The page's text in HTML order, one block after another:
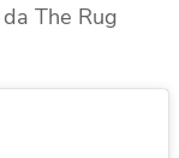
The Rug